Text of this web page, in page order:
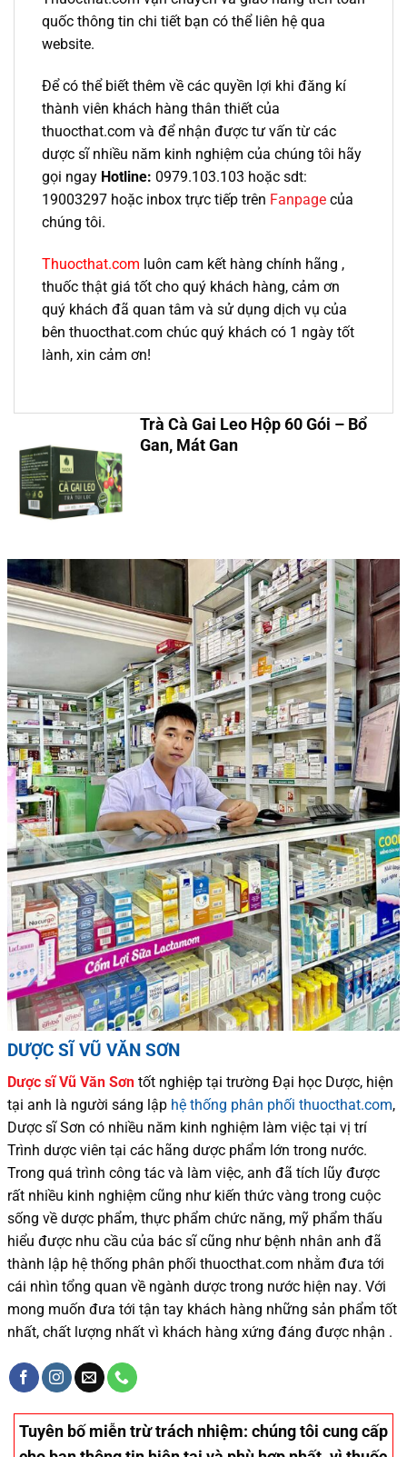
quốc thông tin chi tiết bạn có thể liên hệ qua
website.
Để có thể biết thêm về các quyền lợi khi đăng kí
thành viên khách hàng thân thiết của
thuocthat.com và để nhận được tư vấn từ các
dược sĩ nhiều năm kinh nghiệm của chúng tôi hãy
gọi ngay Hotline: 0979.103.103 hoặc sdt:
19003297 hoặc inbox trực tiếp trên Fanpage của
chúng tôi.
Thuocthat.com luôn cam kết hàng chính hãng ,
thuốc thật giá tốt cho quý khách hàng, cảm ơn
quý khách đã quan tâm và sử dụng dịch vụ của
bên thuocthat.com chúc quý khách có 1 ngày tốt
lành, xin cảm ơn!
Trà Cà Gai Leo Hộp 60 Gói – Bổ
Gan, Mát Gan
DƯỢC SĨ VŨ VĂN SƠN
Dược sĩVũ Văn Sơn tốt nghiệp tại trường Đại học Dược, hiện
tại anh là người sáng lập hệ thống phân phối thuocthat.com,
Dược sĩSơn có nhiều năm kinh nghiệm làm việc tại vị trí
Trình dược viên tại các hãng dược phẩm lớn trong nước.
Trong quá trình công tác và làm việc, anh đã tích lũy được
rất nhiều kinh nghiệm cũng như kiến thức vàng trong cuộc
sống về dược phẩm, thực phẩm chức năng, mỹ phẩm thấu
hiểu được nhu cầu của bác sĩcũng như bệnh nhân anh đã
thành lập hệ thống phân phối thuocthat.com nhằm đưa tới
cái nhìn tổng quan về ngành dược trong nước hiện nay. Với
mong muốn đưa tới tận tay khách hàng những sản phẩm tốt
nhất, chất lượng nhất vì khách hàng xứng đáng được nhận .
Tuyên bố miễn trừ trách nhiệm: chúng tôi cung cấp